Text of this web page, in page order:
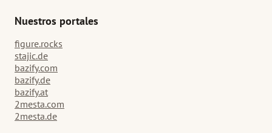
Nuestros portales
figure.rocks
stajic.de
bazify.com
bazify.de
bazify.at
2mesta.com
2mesta.de